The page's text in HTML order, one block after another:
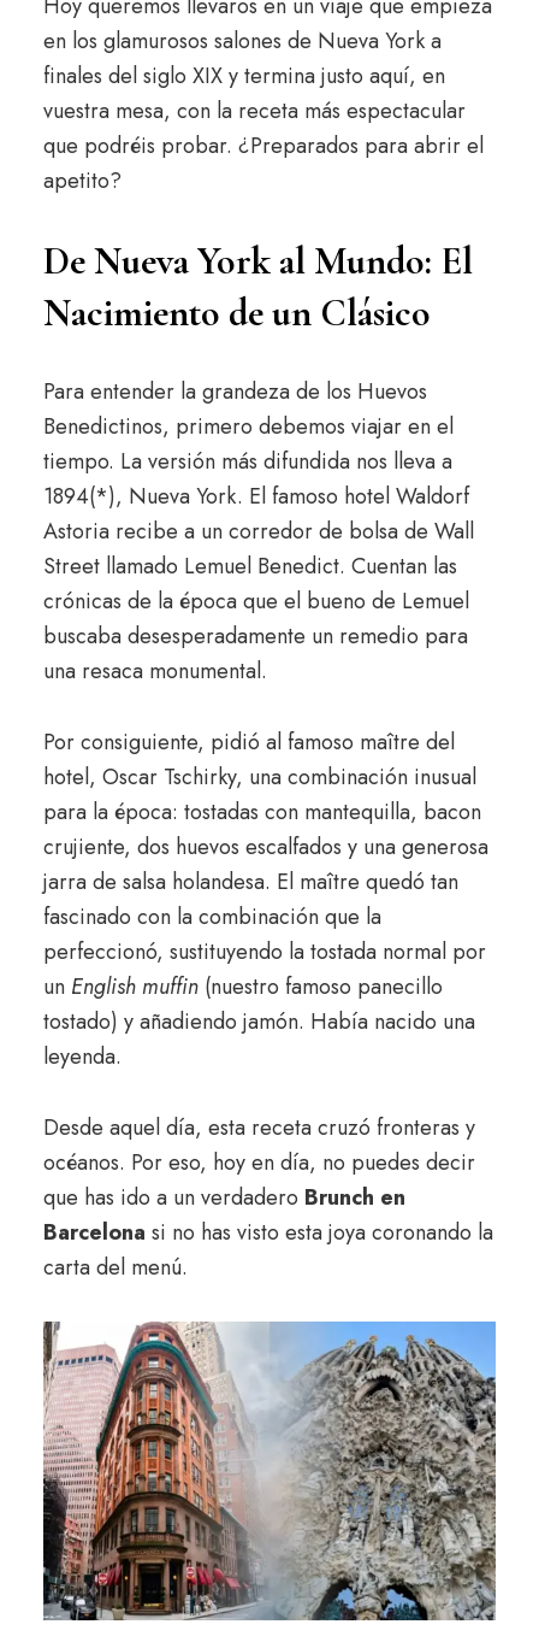
en los glamurosos salones de Nueva York a
finales del siglo XIX y termina justo aquí, en
vuestra mesa, con la receta más espectacular
que podréis probar. ¿Preparados para abrir el
apetito?
De Nueva York al Mundo: El
Nacimiento de un Clásico
Para entender la grandeza de los Huevos
Benedictinos, primero debemos viajar en el
tiempo. La versión más difundida nos lleva a
1894(*), Nueva York. El famoso hotel Waldorf
Astoria recibe a un corredor de bolsa de Wall
Street llamado Lemuel Benedict. Cuentan las
crónicas de la época que el bueno de Lemuel
buscaba desesperadamente un remedio para
una resaca monumental.
Por consiguiente, pidió al famoso maître del
hotel, Oscar Tschirky, una combinación inusual
para la época: tostadas con mantequilla, bacon
crujiente, dos huevos escalfados y una generosa
jarra de salsa holandesa. El maître quedó tan
fascinado con la combinación que la
perfeccionó, sustituyendo la tostada normal por
un English muffin(nuestro famoso panecillo
tostado) y añadiendo jamón. Había nacido una
leyenda.
Desde aquel día, esta receta cruzó fronteras y
océanos. Por eso, hoy en día, no puedes decir
que has ido a un verdadero Brunch en
Barcelona si no has visto esta joya coronando la
carta del menú.